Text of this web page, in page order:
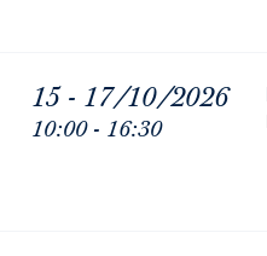
15 - 17/10/2026
10:00 - 16:30